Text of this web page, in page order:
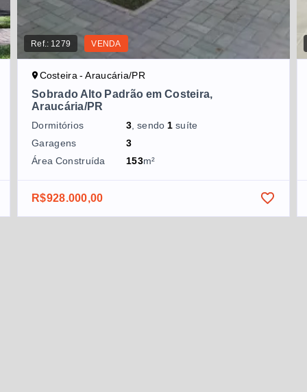
Ref.: 1279 VENDA
Costeira - Araucária/PR
Sobrado Alto Padrão em Costeira,
Araucária/PR
Dormitórios 3 , sendo 1 suíte
Garagens
3
Área Construída
153m²
R$928.000,00